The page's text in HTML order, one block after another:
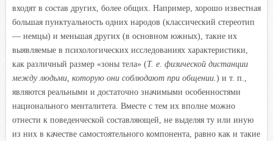
входят в состав других, более общих. Например, хорошо известная
большая пунктуальность одних народов (классический стереотип
— немцы) и меньшая других (в основном южных), такие их
выявляемые в психологических исследованиях характеристики,
как различный размер «зоны тела» (Т. е. физической дистанции
между людьми, которую они соблюдают при общении. ) и т. п.,
являются реальными и достаточно значимыми особенностями
национального менталитета. Вместе с тем их вполне можно
отнести к поведенческой составляющей, не выделяя ту или иную
из них в качестве самостоятельного компонента, равно как и такие